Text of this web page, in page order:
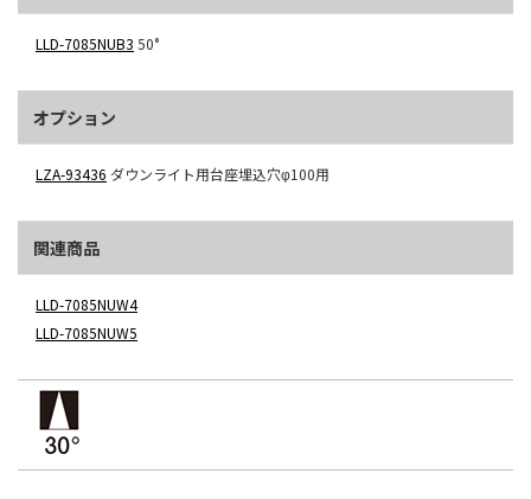
LLD-7085NUB3 50°
オプション
LZA-93436 ダウンライト用台座埋込穴φ100用
関連商品
LLD-7085NUW4
LLD-7085NUW5